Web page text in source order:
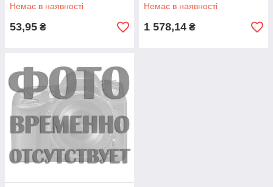
Немає в наявності
53,95 ₴
Немає в наявності
1 578,14 ₴